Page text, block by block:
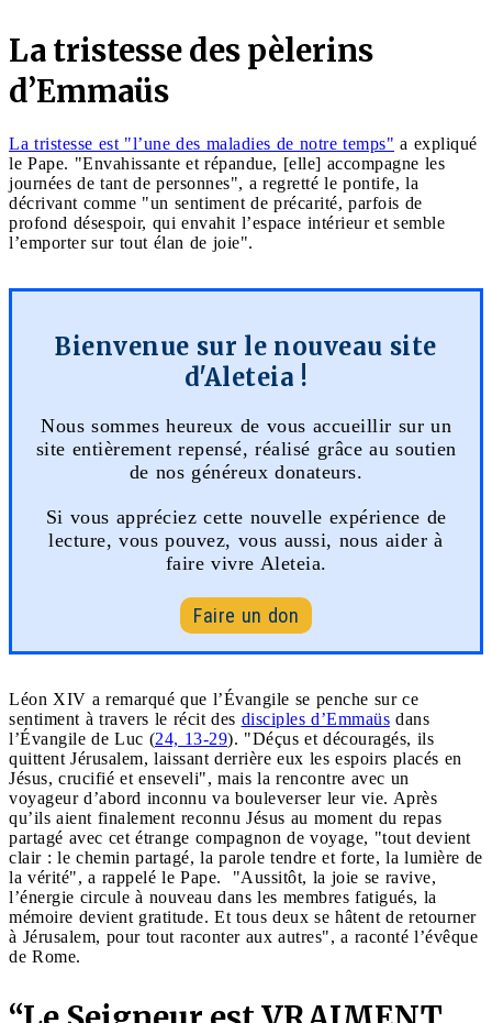
La tristesse des pèlerins
d’Emmaüs
La tristesse est "l’une des maladies de notre temps" a expliqué
le Pape. "Envahissante et répandue, [elle] accompagne les
journées de tant de personnes", a regretté le pontife, la
décrivant comme "un sentiment de précarité, parfois de
profond désespoir, qui envahit l’espace intérieur et semble
l’emporter sur tout élan de joie".
Bienvenue sur le nouveau site
d'Aleteia !
Nous sommes heureux de vous accueillir sur un
site entièrement repensé, réalisé grâce au soutien
de nos généreux donateurs.
Si vous appréciez cette nouvelle expérience de
lecture, vous pouvez, vous aussi, nous aider à
faire vivre Aleteia.
Faire un don
Léon XIV a remarqué que l’Évangile se penche sur ce
sentiment à travers le récit des disciples d’Emmaüs dans
l’Évangile de Luc (24, 13-29). "Déçus et découragés, ils
quittent Jérusalem, laissant derrière eux les espoirs placés en
Jésus, crucifié et enseveli", mais la rencontre avec un
voyageur d’abord inconnu va bouleverser leur vie. Après
qu’ils aient finalement reconnu Jésus au moment du repas
partagé avec cet étrange compagnon de voyage, "tout devient
clair : le chemin partagé, la parole tendre et forte, la lumière de
la vérité", a rappelé le Pape. "Aussitôt, la joie se ravive,
l’énergie circule à nouveau dans les membres fatigués, la
mémoire devient gratitude. Et tous deux se hâtent de retourner
à Jérusalem, pour tout raconter aux autres", a raconté l’évêque
de Rome.